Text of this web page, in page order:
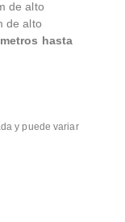
de alto
de alto
hasta
y puede variar